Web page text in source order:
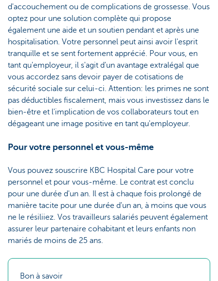
d'accouchement ou de complications de grossesse. Vous
optez pour une solution complète qui propose
également une aide et un soutien pendant et après une
hospitalisation. Votre personnel peut ainsi avoir l'esprit
tranquille et se sent fortement apprécié. Pour vous, en
tant qu'employeur, il s'agit d'un avantage extralégal que
vous accordez sans devoir payer de cotisations de
sécurité sociale sur celui-ci. Attention: les primes ne sont
pas déductibles fiscalement, mais vous investissez dans le
bien-être et l'implication de vos collaborateurs tout en
dégageant une image positive en tant qu'employeur.
Pour votre personnel et vous-même
Vous pouvez souscrire KBC Hospital Care pour votre
personnel et pour vous-même. Le contrat est conclu
pour une durée d'un an. Il est à chaque fois prolongé de
manière tacite pour une durée d'un an, à moins que vous
ne le résiliiez. Vos travailleurs salariés peuvent également
assurer leur partenaire cohabitant et leurs enfants non
mariés de moins de 25 ans.
Bon à savoir